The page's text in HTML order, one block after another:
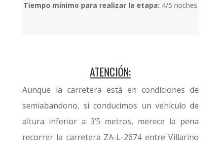
Tiempo mínimo para realizar la etapa: 4/5 noches
ATENCIÓN:
Aunque la carretera está en condiciones de
semiabandono, si conducimos un vehículo de
altura inferior a 3’5 metros, merece la pena
recorrer la carretera ZA-L-2674 entre Villarino